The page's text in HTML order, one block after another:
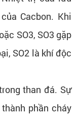
Cacbon. Khi
SO3, SO3 gặp
SO2 là khí độc
than đá. Sự
phần cháy